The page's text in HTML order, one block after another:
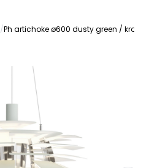
/Ph artichoke ø600 dusty green / krom